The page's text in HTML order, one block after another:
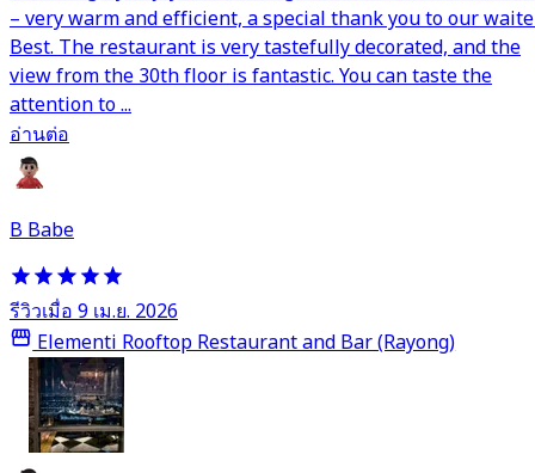
– very warm and efficient, a special thank you to our
Best. The restaurant is very tastefully decorated, and the
view from the 30th floor is fantastic. You can taste the
attention to ...
อ่านต่อ
B Babe
รีวิวเมื่อ 9 เม.ย. 2026
Elementi Rooftop Restaurant and Bar (Rayong)